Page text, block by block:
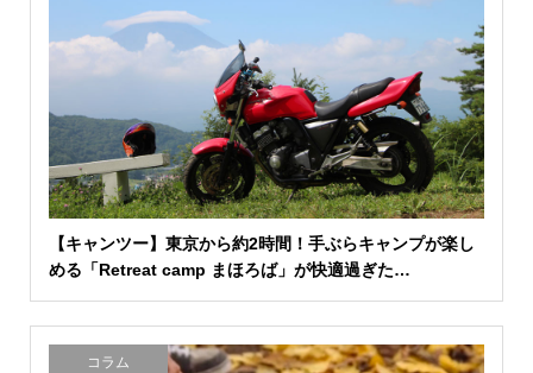
【キャンツー】東京から約2時間！手ぶらキャンプが楽し
める「Retreat camp まほろば」が快適過ぎた…
コラム